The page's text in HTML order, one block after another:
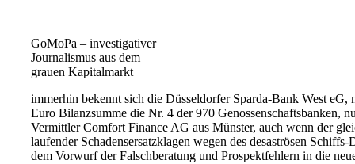
GoMoPa – investigativer
Journalismus aus dem
grauen Kapitalmarkt
immerhin bekennt sich die Düsseldorfer Sparda-Bank West eG,
Euro Bilanzsumme die Nr. 4 der 970 Genossenschaftsbanken,
Vermittler Comfort Finance AG aus Münster, auch wenn der
laufender Schadensersatzklagen wegen des desaströsen
dem Vorwurf der Falschberatung und Prospektfehlern in die